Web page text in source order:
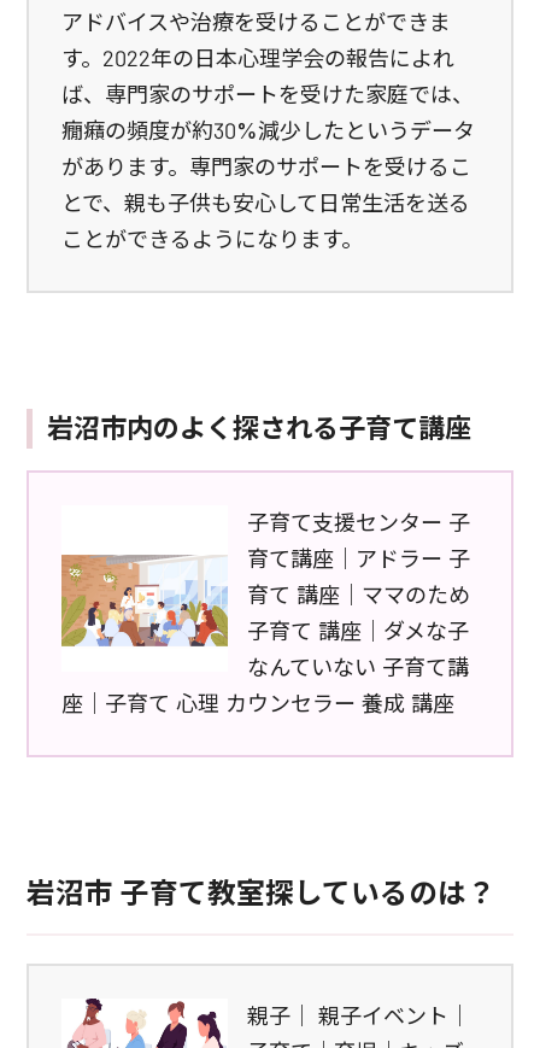
アドバイスや治療を受けることができま
す。2022年の日本心理学会の報告によれ
ば、専門家のサポートを受けた家庭では、
癇癪の頻度が約30%減少したというデータ
があります。専門家のサポートを受けるこ
とで、親も子供も安心して日常生活を送る
ことができるようになります。
岩沼市内のよく探される子育て講座
子育て支援センター 子
育て講座｜アドラー 子
育て 講座｜ママのため
子育て 講座｜ダメな子
なんていない 子育て講
座｜子育て 心理 カウンセラー 養成 講座
岩沼市 子育て教室探しているのは？
親子｜ 親子イベント｜